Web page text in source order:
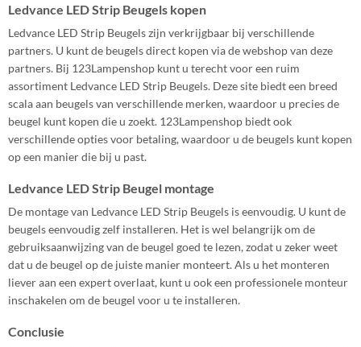
Ledvance LED Strip Beugels kopen
Ledvance LED Strip Beugels zijn verkrijgbaar bij verschillende
partners. U kunt de beugels direct kopen via de webshop van deze
partners. Bij 123Lampenshop kunt u terecht voor een ruim
assortiment Ledvance LED Strip Beugels. Deze site biedt een breed
scala aan beugels van verschillende merken, waardoor u precies de
beugel kunt kopen die u zoekt. 123Lampenshop biedt ook
verschillende opties voor betaling, waardoor u de beugels kunt kopen
op een manier die bij u past.
Ledvance LED Strip Beugel montage
De montage van Ledvance LED Strip Beugels is eenvoudig. U kunt de
beugels eenvoudig zelf installeren. Het is wel belangrijk om de
gebruiksaanwijzing van de beugel goed te lezen, zodat u zeker weet
dat u de beugel op de juiste manier monteert. Als u het monteren
liever aan een expert overlaat, kunt u ook een professionele monteur
inschakelen om de beugel voor u te installeren.
Conclusie